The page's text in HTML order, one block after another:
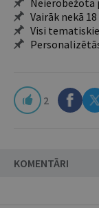
Neierobežota
Vairāk nekā
Visi
2
KOMENTĀRI